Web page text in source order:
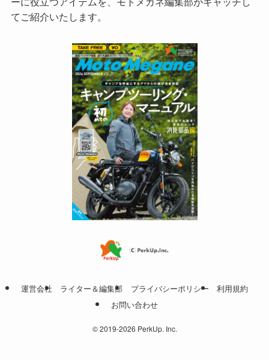
てご紹介いたします。
運営会社 ライター＆編集部 プライバシーポリシー
利用規約
お問い合わせ
©2019-2026 PerkUp. Inc.